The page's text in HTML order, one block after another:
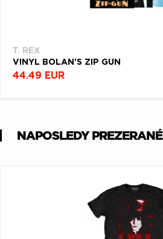
T. REX
VINYL BOLAN'S ZIP GUN
44.49 EUR
NAPOSLEDY PREZERANÉ